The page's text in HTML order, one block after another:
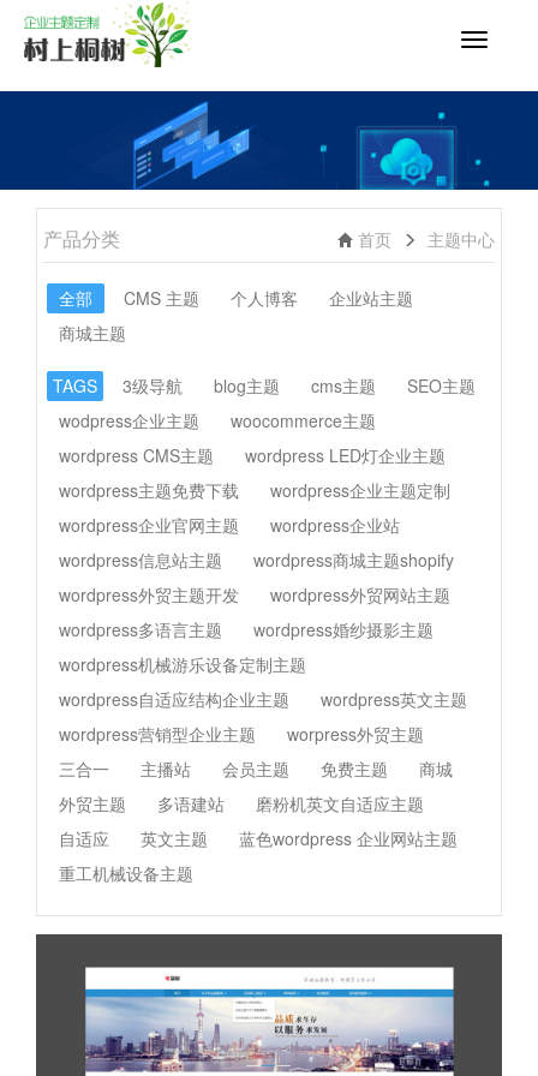
切
导
产品分类 首页 主题中心
全部 CMS 主题 个人博客
企业站主题
商城主题
TAGS 3级导航 blog主题 cms主题
SEO主题
wodpress企业主题
woocommerce主题
wordpress CMS主题
wordpress LED灯企业主题
wordpress主题免费下载
wordpress企业主题定制
wordpress企业官网主题
wordpress企业站
wordpress信息站主题
wordpress商城主题shopify
wordpress外贸主题开发
wordpress外贸网站主题
wordpress多语言主题
wordpress婚纱摄影主题
wordpress机械游乐设备定制主题
wordpress自适应结构企业主题
wordpress英文主题
wordpress营销型企业主题
worpress外贸主题
三合一
主播站 会员主题 免费主题
商城
外贸主题
多语建站
磨粉机英文自适应主题
自适应
英文主题
蓝色wordpress 企业网站主题
重工机械设备主题